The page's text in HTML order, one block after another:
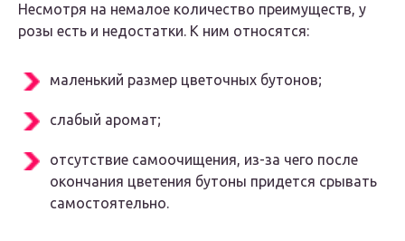
Несмотря на немалое количество преимуществ, у
розы есть и недостатки. К ним относятся:
маленький размер цветочных бутонов;
слабый аромат;
отсутствие самоочищения, из-за чего после
окончания цветения бутоны придется срывать
самостоятельно.